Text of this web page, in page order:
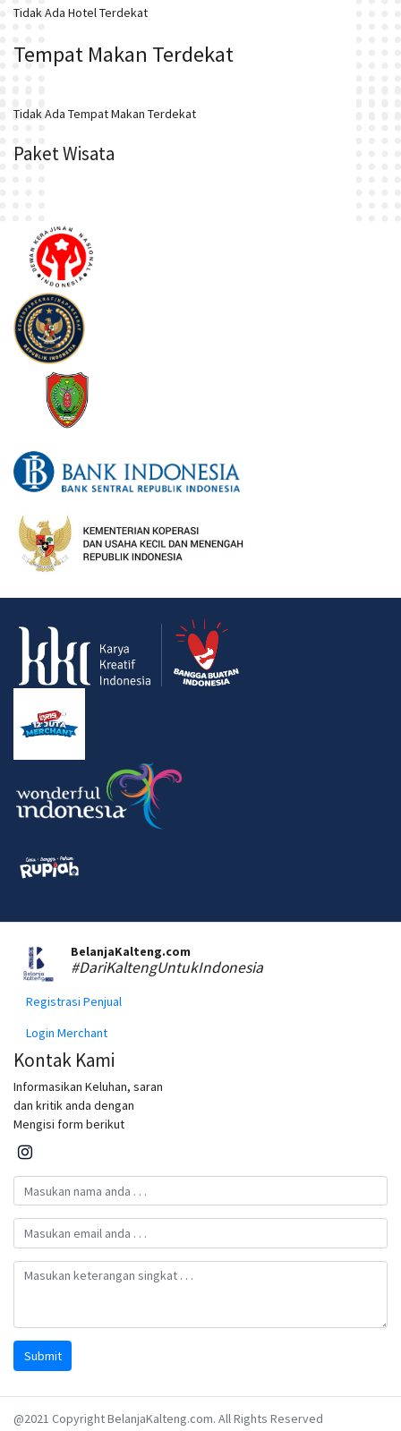
Tidak Ada Hotel Terdekat
Tempat Makan Terdekat
Tidak Ada Tempat Makan Terdekat
Paket Wisata
BelanjaKalteng.com
#DariKaltengUntukIndonesia
Registrasi Penjual
Login Merchant
Kontak Kami
Informasikan Keluhan, saran
dan kritik anda dengan
Mengisi form berikut
Submit
@2021 Copyright BelanjaKalteng.com. All Rights Reserved